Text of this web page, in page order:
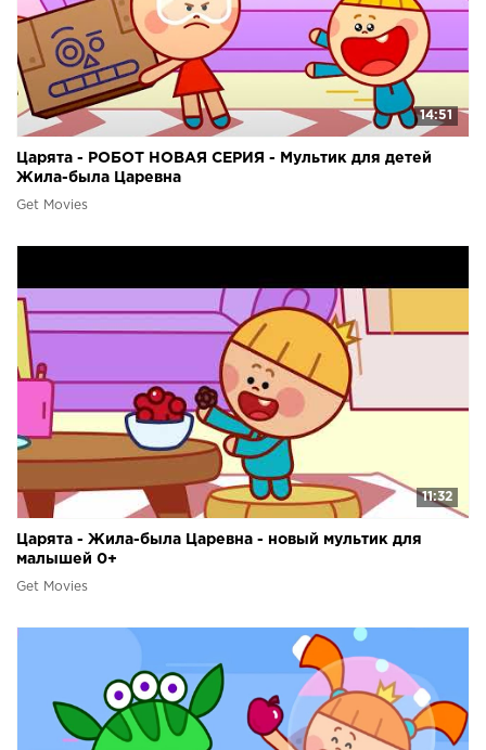
14:51
Царята - РОБОТ НОВАЯ СЕРИЯ - Мультик для детей
Жила-была Царевна
Get Movies
11:32
Царята - Жила-была Царевна - новый мультик для
малышей 0+
Get Movies